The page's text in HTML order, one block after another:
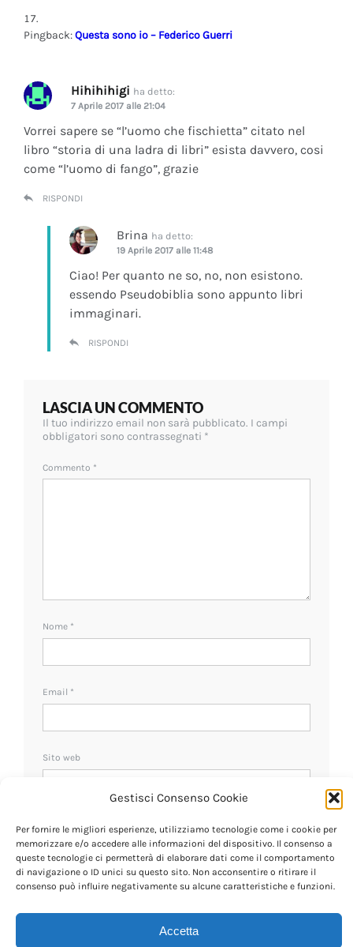
Gestisci Consenso Cookie
Per fornire le migliori esperienze, utilizziamo tecnologie come i cookie per
memorizzare e/o accedere alle informazioni del dispositivo. Il consenso a
queste tecnologie ci permetterà di elaborare dati come il comportamento
di navigazione o ID unici su questo sito. Non acconsentire o ritirare il
consenso può influire negativamente su alcune caratteristiche e funzioni.
Accetta
Pingback:Questa sono io – Federico Guerri
Hihihihigi ha detto:
7 Aprile 2017 alle 21:04
Vorrei sapere se “l’uomo che fischietta” citato nel
libro “storia di una ladra di libri” esista davvero, cosi
come “l’uomo di fango”, grazie
RISPONDI
Brina ha detto:
19 Aprile 2017 alle 11:48
Ciao! Per quanto ne so, no, non esistono.
essendo Pseudobiblia sono appunto libri
immaginari.
RISPONDI
LASCIA UN COMMENTO
Il tuo indirizzo email non sarà pubblicato. I campi
obbligatori sono contrassegnati *
Commento *
Nome *
Email *
Sito web
Ricevi un avviso se ci sono nuovi commenti.